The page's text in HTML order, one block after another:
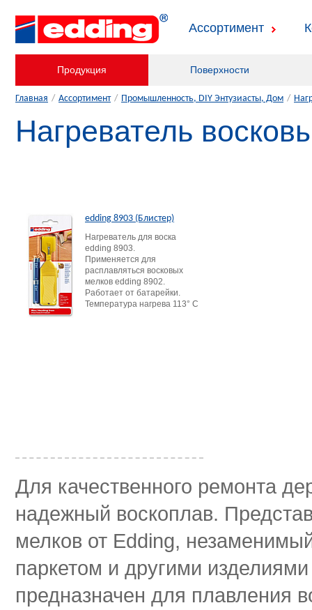
Ассортимент
Продукция Поверхности
Главная / Ассортимент / Промышленность, DIY Энтузиасты, Дом /
Нагреватель
edding 8903 (Блистер)
Нагреватель для воска
edding 8903.
Применяется для
расплавляться восковых
мелков edding 8902.
Работает от батарейки.
Температура нагрева 113° C
Для качественного ремонта
надежный воскоплав.
мелков от Edding,
паркетом и другими
предназначен для плавления